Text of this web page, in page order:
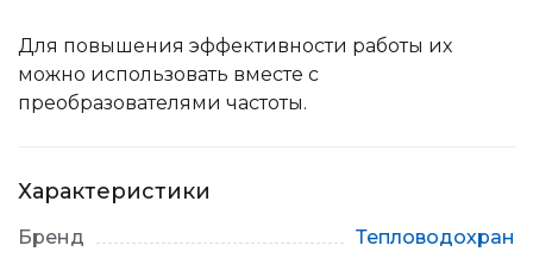
Для повышения эффективности работы их
можно использовать вместе с
преобразователями частоты.
Характеристики
Бренд
Тепловодохран